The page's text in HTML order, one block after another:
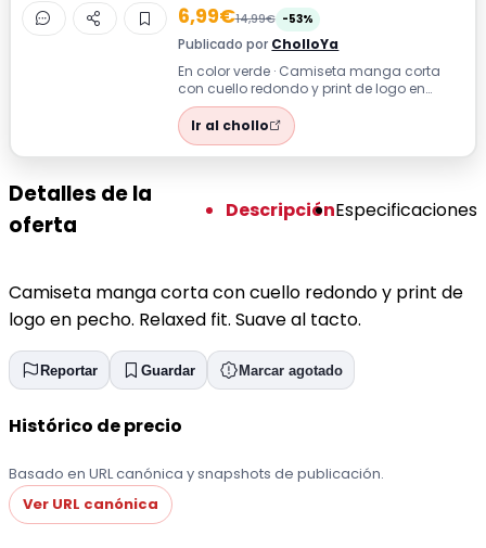
6,99€14,99€ -53%
Publicado por CholloYa
En color verde · Camiseta manga corta
con cuello redondo y print de logo en
pecho. Relaxed fit. Suave al tacto.
Ir al chollo
Detalles de la
oferta
DescripciónEspecificaciones
Camiseta manga corta con cuello redondo y print de
logo en pecho. Relaxed fit. Suave al tacto.
Reportar Guardar Marcar agotado
Histórico de precio
Basado en URL canónica y snapshots de publicación.
Ver URL canónica